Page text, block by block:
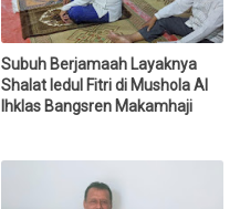
Subuh Berjamaah Layaknya
Shalat Iedul Fitri di Mushola Al
Ihklas Bangsren Makamhaji